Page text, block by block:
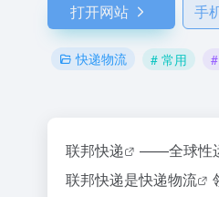
打开网站 手
快递物流 # 常用
联邦快递
——全球性
联邦快递是快递物流